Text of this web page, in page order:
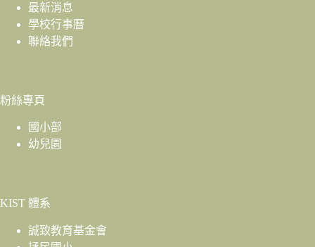
最新消息
學校行事曆
聯絡我們
粉絲專頁
國小部
幼兒園
KIST 體系
誠致教育基金會